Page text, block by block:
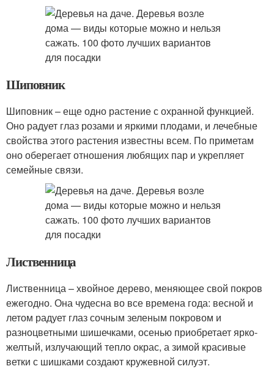
Шиповник
Шиповник – еще одно растение с охранной функцией.
Оно радует глаз розами и яркими плодами, и лечебные
свойства этого растения известны всем. По приметам
оно оберегает отношения любящих пар и укрепляет
семейные связи.
Лиственница
Лиственница – хвойное дерево, меняющее свой покров
ежегодно. Она чудесна во все времена года: весной и
летом радует глаз сочным зеленым покровом и
разноцветными шишечками, осенью приобретает ярко-
желтый, излучающий тепло окрас, а зимой красивые
ветки с шишками создают кружевной силуэт.